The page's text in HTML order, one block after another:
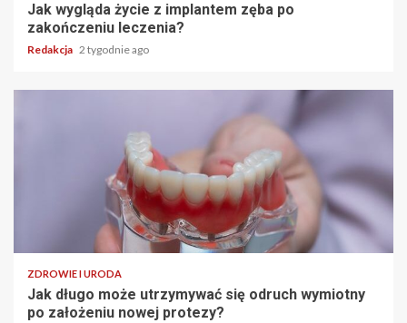
Jak wygląda życie z implantem zęba po
zakończeniu leczenia?
Redakcja 2 tygodnie ago
ZDROWIE I URODA
Jak długo może utrzymywać się odruch wymiotny
po założeniu nowej protezy?